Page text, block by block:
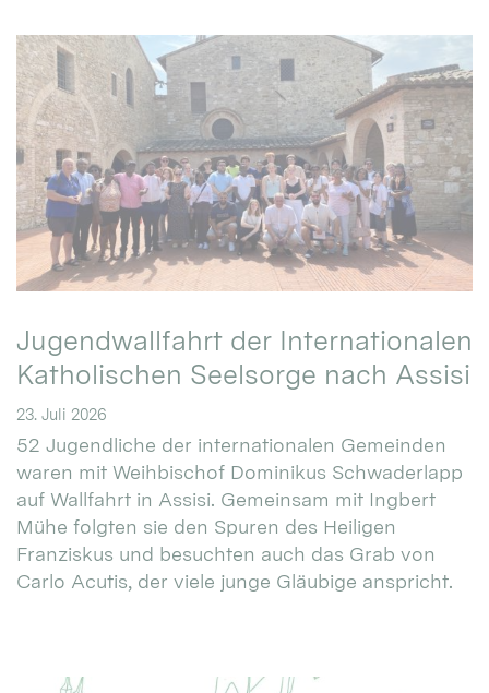
Jugendwallfahrt der Internationalen
Katholischen Seelsorge nach Assisi
23. Juli 2026
52 Jugendliche der internationalen Gemeinden
waren mit Weihbischof Dominikus Schwaderlapp
auf Wallfahrt in Assisi. Gemeinsam mit Ingbert
Mühe folgten sie den Spuren des Heiligen
Franziskus und besuchten auch das Grab von
Carlo Acutis, der viele junge Gläubige anspricht.